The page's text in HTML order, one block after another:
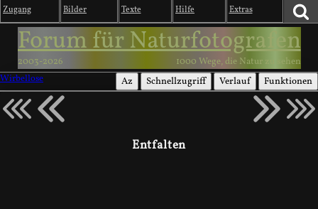
Zugang Bilder Texte Hilfe Extras
Forum für Naturfotografen
2003-2026
1000 Wege, die Natur zu sehen
Wirbellose
Az Schnellzugriff Verlauf Funktionen
Entfalten